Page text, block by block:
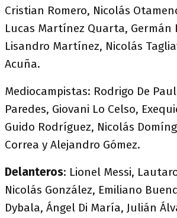
Cristian Romero, Nicolás
Lucas Martínez Quarta, Germán
Lisandro Martínez, Nicolás
Acuña.
Mediocampistas: Rodrigo De
Paredes, Giovani Lo Celso,
Guido Rodríguez, Nicolás
Correa y Alejandro Gómez.
Delanteros: Lionel Messi,
Nicolás González, Emiliano
Dybala, Ángel Di María, Julián